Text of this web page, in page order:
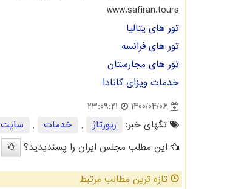
www.safiran.tours
تور های یتالیا
تور های فرانسه
تور های مجارستان
خدمات ویزای کانادا
1400/04/06
23:09:21
تگهای خبر:
رپورتاژ , خدمات , سایت
این مطلب مجلس ایران را پسندیدید؟
تازه ترین مطالب مرتبط